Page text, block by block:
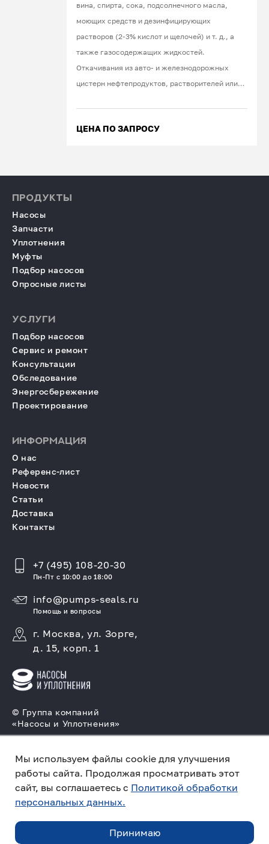
Мы используем файлы cookie для улучшения
работы сайта. Продолжая просматривать этот
сайт, вы соглашаетесь с Политикой обработки
персональных данных.
Принимаю
вина, спирта, сока, подсолнечного масла,
моющих средств и дезинфицирующих
растворов (2-3% кислот и щелочей) и т. д., а
также газосодержащих жидкостей.
Откачивания из авто- и железнодорожных
цистерн нефтепродуктов, растворителей или
ЦЕНА ПО ЗАПРОСУ
© Группа компаний
«Насосы и Уплотнения»
торцовых уплотнений
Политика конфиденциальности
Создано в компании
продвигать и продавать
ПРОДУКТЫ
Насосы
Запчасти
Уплотнения
Муфты
Подбор насосов
Опросные листы
УСЛУГИ
Подбор насосов
Сервис и ремонт
Консультации
Обследование
Энергосбережение
Проектирование
ИНФОРМАЦИЯ
О нас
Референс-лист
Новости
Статьи
Доставка
Контакты
+7 (495) 108-20-30
Пн-Пт с 10:00 до 18:00
info@pumps-seals.ru
Помощь и вопросы
г. Москва, ул. Зорге,
д. 15, корп. 1